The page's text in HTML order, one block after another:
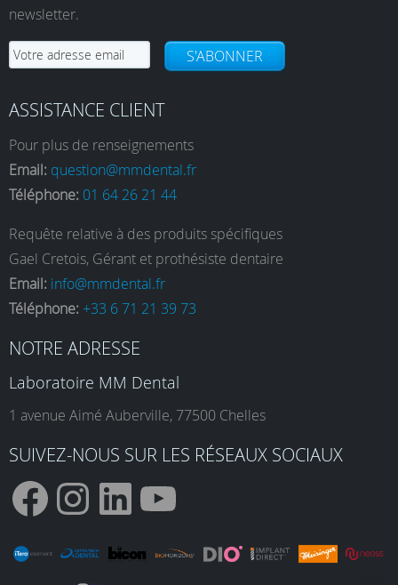
newsletter.
S'ABONNER
ASSISTANCE CLIENT
Pour plus de renseignements
Email: question@mmdental.fr
Téléphone: 01 64 26 21 44
Requête relative à des produits spécifiques
Gael Cretois, Gérant et prothésiste dentaire
Email: info@mmdental.fr
Téléphone: +33 6 71 21 39 73
NOTRE ADRESSE
Laboratoire MM Dental
1 avenue Aimé Auberville, 77500 Chelles
SUIVEZ-NOUS SUR LES RÉSEAUX SOCIAUX
F I
L Y